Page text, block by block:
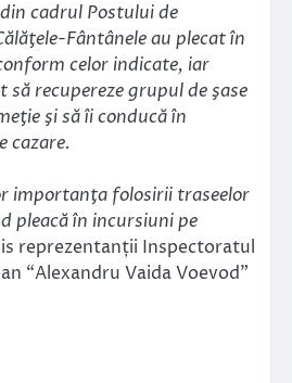
cadrul Postului de
Fântânele au plecat în
celor indicate, iar
să recupereze grupul de şase
şi să îi conducă în
cazare.
importanţa folosirii traseelor
pleacă în incursiuni pe
reprezentanții Inspectoratul
“Alexandru Vaida Voevod”